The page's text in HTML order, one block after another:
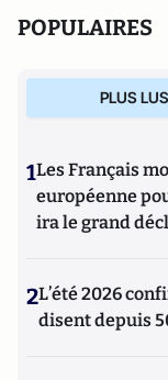
POPULAIRES
PLUS LUS
1Les Français
européenne
ira le grand
2L’été 2026
disent depuis